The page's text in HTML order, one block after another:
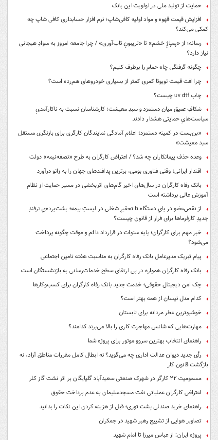
حمایت از تولید ملی در اولویت این بانک
افزایش قیمت قهوه و مواد اولیه کافی‌شاپ؛ نرم افزار حسابداری کافی شاپ چه
کمکی می‌کند؟
رسانه؛ از «پمپاژِ خشم» تا «تریبونِ تاب‌آوری» / چرا جامعه امروز به سوادِ هیجانی
نیاز دارد؟
چگونه گرفتگی چاه حمام را برطرف کنیم؟
چرا افت قیمت تویوتا کمری کمتر از بسیاری خودروهای هم‌رده است؟
چاپ uv dtf چیست؟
شکافِ عمیق میان دستمزد و سبدِ معیشت؛ کارشناسان نسبت به ناکارآمدیِ
سیاست‌هایِ حمایتی هشدار دادند
«بن‌بست در کمیته دستمزد؛ اعلام آمادگی نمایندگان کارگری برای بازنگری مستقل
سبد معیشت»
وعده حذف پیمانکاران چه شد؟ / اعتراض کارگران به طرح «نصفه‌نیمه» دولت
اقتدار ایرانی؛ وقتی فناوری بومی، برترین پدافندهای جهان را به زانو درآورد
بانک رفاه کارگران در سال‌های اخیر گام‌های اثربخشی در مسیر حمایت از نظام
آموزش عالی برداشته است
از نقص‌عضو در پایِ دستگاه تا تحقیرِ شغلی در لیستِ بیمه؛ پشت‌پرده‌یِ ترفندِ
جدیدِ کارفرماها برای فرار از قانون چیست؟
خبر مهم برای کارگران؛ پایه سنوات در قرارداد دائم و موقت چگونه پرداخت
می‌شود؟
پیام تبریک مدیرعامل بانک رفاه کارگران به مناسبت هفته تامین اجتماعی
بانک رفاه کارگران همواره در پی ارتقای سطح خدمات‌رسانی به بازنشستگان است
چک امن دیجیتال حقوقی؛ خدمت جدید بانک رفاه کارگران برای کسب‌وکارها
کدام مدل نیسان از همه بهتر است؟
خوشبوترین عطر مردانه برای تابستان
مهارت‌هایی که شانس مهاجرت کاری را بالا می‌برند کدامند؟
راهنمای انتخاب بهترین سروو موتور برای پروژه شما
رأی جدید دیوان عدالت اداری چه می‌گوید؟ نه ابطال کامل مقررات مناطق آزاد، نه
بازگشت قانون کار
مسمومیت ۲۲ کارگر در شهرک صنعتی سعیدآباد گلپایگان بر اثر نشت گاز کلر
اعتراض کارگران عملیاتی نفت مسجدسلیمان به عدم پرداخت حقوق
راهنمای خرید صندلی پشت توری؛ قبل از هزینه کردن این نکات را بدانید
تصاویر هوایی از تشییع رهبر شهید در جمکران
پروژه ایران: از عباس میرزا تا امام شهید